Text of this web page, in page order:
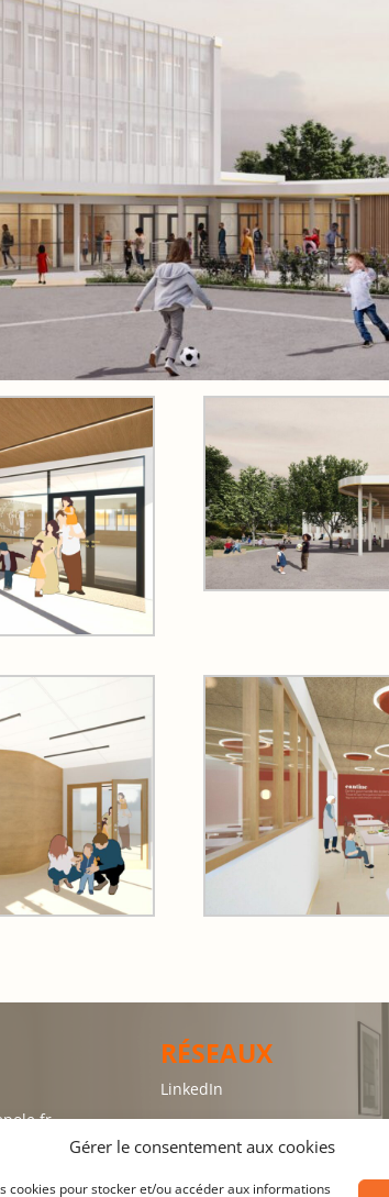
Gérer le consentement aux cookies
cookies pour stocker et/ou accéder aux informations
RÉSEAUX
LinkedIn